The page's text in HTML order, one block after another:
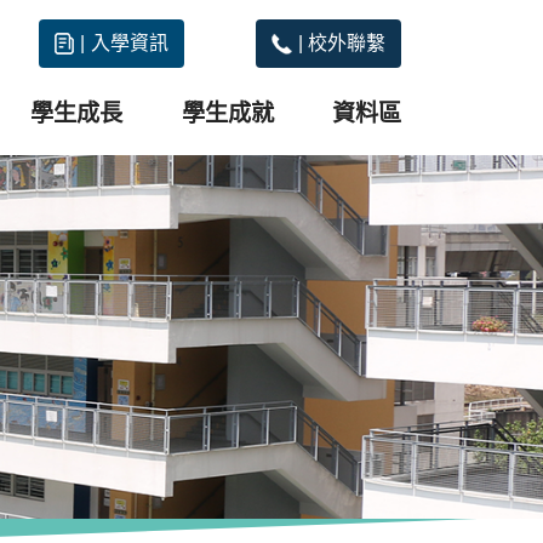
入學資訊 校外聯繫
學生成長 學生成就 資料區